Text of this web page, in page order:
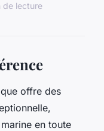
de lecture
offre des
en toute